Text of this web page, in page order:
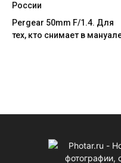
России
Pergear 50mm F/1.4. Для
тех, кто снимает в